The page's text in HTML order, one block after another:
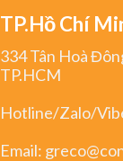
TP.Hồ Chí
334 Tân Hoà
TP.HCM
Hotline/Zalo/
Email: